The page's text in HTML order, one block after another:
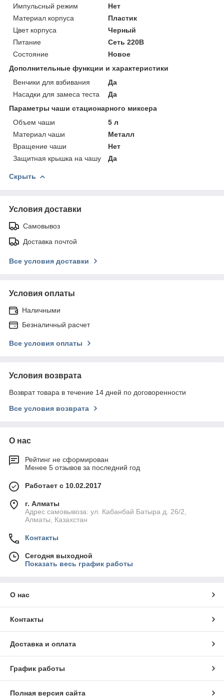
Импульсный режим
Нет
Материал корпуса
Пластик
Цвет корпуса
Черный
Питание
Сеть 220В
Состояние
Новое
Дополнительные функции и характеристики
Венчики для взбивания
Да
Насадки для замеса теста
Да
Параметры чаши стационарного миксера
Объем чаши
5 л
Материал чаши
Металл
Вращение чаши
Нет
Защитная крышка на чашу
Да
Скрыть
Условия доставки
Самовывоз
Доставка почтой
Все условия доставки
Условия оплаты
Наличными
Безналичный расчет
Все условия оплаты
Условия возврата
Возврат товара в течение 14 дней по договоренности
Все условия возврата
О нас
Рейтинг не сформирован
Менее 5 отзывов за последний год
Работает с 10.02.2017
г. Алматы
Адрес самовывоза: ул. Кабанбай Батыра д. 26/2,
Алматы, Казахстан
Контакты
Сегодня выходной
Показать весь график работы
О нас
Контакты
Доставка и оплата
График работы
Полная версия сайта